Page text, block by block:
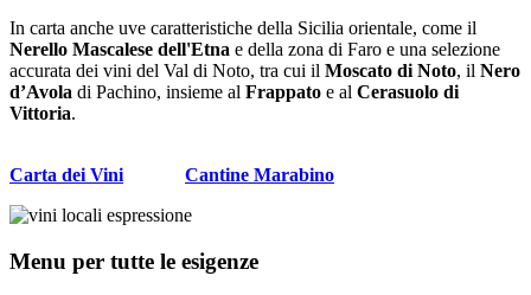
In carta anche uve caratteristiche della Sicilia orientale, come il
Nerello Mascalese dell'Etna e della zona di Faro e una selezione
accurata dei vini del Val di Noto, tra cui il Moscato di Noto, il Nero
d’Avola di Pachino, insieme al Frappato e al Cerasuolo di
Vittoria.
Carta dei Vini Cantine Marabino
Menu per tutte le esigenze